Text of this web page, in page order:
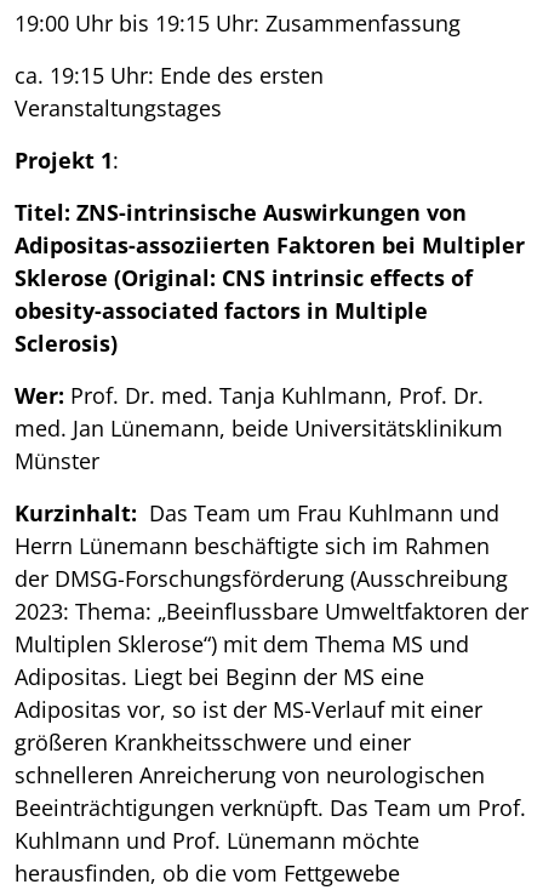
19:00 Uhr bis 19:15 Uhr: Zusammenfassung
ca. 19:15 Uhr: Ende des ersten
Veranstaltungstages
Projekt 1:
Titel: ZNS-intrinsische Auswirkungen von
Adipositas-assoziierten Faktoren bei Multipler
Sklerose (Original: CNS intrinsic effects of
obesity-associated factors in Multiple
Sclerosis)
Wer: Prof. Dr. med. Tanja Kuhlmann, Prof. Dr.
med. Jan Lünemann, beide Universitätsklinikum
Münster
Kurzinhalt: Das Team um Frau Kuhlmann und
Herrn Lünemann beschäftigte sich im Rahmen
der DMSG-Forschungsförderung (Ausschreibung
2023: Thema: „Beeinflussbare Umweltfaktoren der
Multiplen Sklerose“) mit dem Thema MS und
Adipositas. Liegt bei Beginn der MS eine
Adipositas vor, so ist der MS-Verlauf mit einer
größeren Krankheitsschwere und einer
schnelleren Anreicherung von neurologischen
Beeinträchtigungen verknüpft. Das Team um Prof.
Kuhlmann und Prof. Lünemann möchte
herausfinden, ob die vom Fettgewebe